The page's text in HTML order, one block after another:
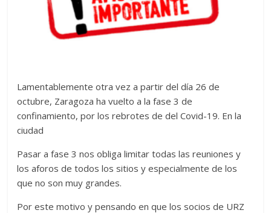
Zaragoza
Lamentablemente otra vez a partir del día 26 de
octubre, Zaragoza ha vuelto a la fase 3 de
confinamiento, por los rebrotes de del Covid-19. En la
ciudad
Pasar a fase 3 nos obliga limitar todas las reuniones y
los aforos de todos los sitios y especialmente de los
que no son muy grandes.
Por este motivo y pensando en que los socios de URZ